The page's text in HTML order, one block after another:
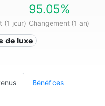
(1 jour)
95.05%
Changement (1 an)
de luxe
Bénéfices